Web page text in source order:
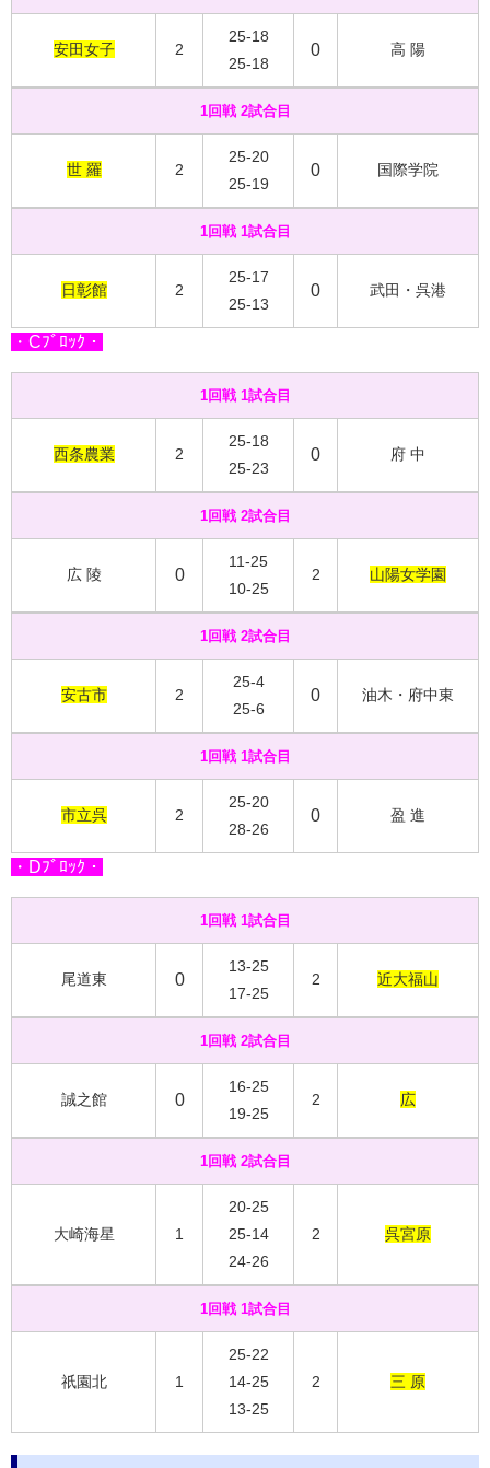
安田女子 2
25-18
25-18
0 高 陽
1回戦 2試合目
世 羅 2
25-20
25-19
0 国際学院
1回戦 1試合目
日彰館 2
25-17
25-13
0 武田・呉港
・Cﾌﾞﾛｯｸ・
1回戦 1試合目
西条農業 2
25-18
25-23
0 府 中
1回戦 2試合目
広 陵 0
11-25
10-25
2 山陽女学園
1回戦 2試合目
安古市 2
25-4
25-6
0 油木・府中東
1回戦 1試合目
市立呉 2
25-20
28-26
0 盈 進
・Dﾌﾞﾛｯｸ・
1回戦 1試合目
尾道東 0
13-25
17-25
2 近大福山
1回戦 2試合目
誠之館 0
16-25
19-25
2 広
1回戦 2試合目
大崎海星 1
20-25
25-14
24-26
2 呉宮原
1回戦 1試合目
祇園北 1
25-22
14-25
13-25
2 三 原